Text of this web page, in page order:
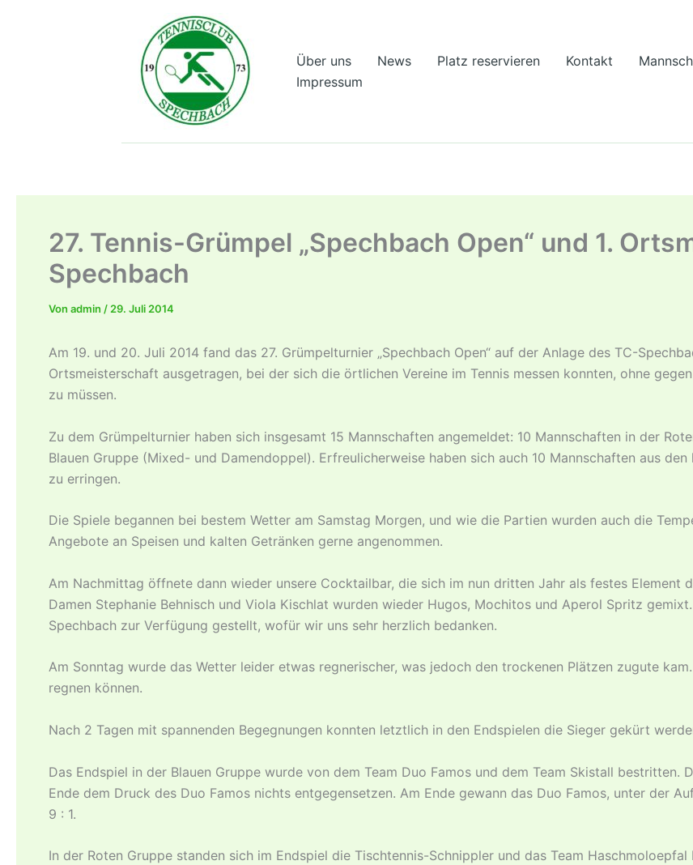
Über uns News Platz reservieren Kontakt
Impressum
27. Tennis-Grümpel „Spechbach Open“ und 1.
Spechbach
Von admin / 29. Juli 2014
Am 19. und 20. Juli 2014 fand das 27. Grümpelturnier „Spechbach Open“ auf der Anlage des TC-
Ortsmeisterschaft ausgetragen, bei der sich die örtlichen Vereine im Tennis messen konnten, ohne
zu müssen.
Zu dem Grümpelturnier haben sich insgesamt 15 Mannschaften angemeldet: 10 Mannschaften in der
Blauen Gruppe (Mixed- und Damendoppel). Erfreulicherweise haben sich auch 10 Mannschaften aus
zu erringen.
Die Spiele begannen bei bestem Wetter am Samstag Morgen, und wie die Partien wurden auch die
Angebote an Speisen und kalten Getränken gerne angenommen.
Am Nachmittag öffnete dann wieder unsere Cocktailbar, die sich im nun dritten Jahr als festes Element
Damen Stephanie Behnisch und Viola Kischlat wurden wieder Hugos, Mochitos und Aperol Spritz
Spechbach zur Verfügung gestellt, wofür wir uns sehr herzlich bedanken.
Am Sonntag wurde das Wetter leider etwas regnerischer, was jedoch den trockenen Plätzen zugute
regnen können.
Nach 2 Tagen mit spannenden Begegnungen konnten letztlich in den Endspielen die Sieger gekürt
Das Endspiel in der Blauen Gruppe wurde von dem Team Duo Famos und dem Team Skistall bestritten.
Ende dem Druck des Duo Famos nichts entgegensetzen. Am Ende gewann das Duo Famos, unter der
9 : 1.
In der Roten Gruppe standen sich im Endspiel die Tischtennis-Schnippler und das Team